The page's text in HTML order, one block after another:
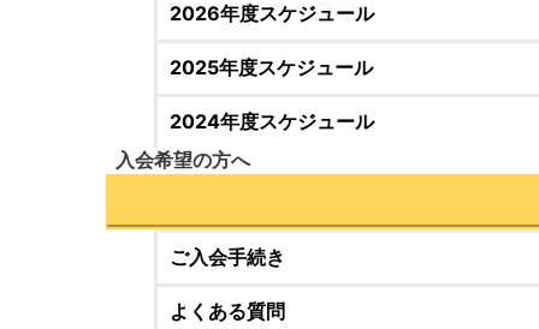
2026年度スケジュール
2025年度スケジュール
2024年度スケジュール
入会希望の方へ
ご入会手続き
よくある質問